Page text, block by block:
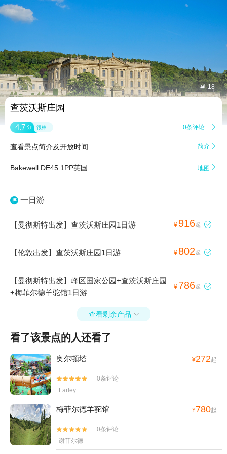
 18
查茨沃斯庄园
4.7 分 很棒 0条评论 
查看景点简介及开放时间 简介 
Bakewell DE45 1PP英国 地图 
一日游
【曼彻斯特出发】查茨沃斯庄园1日游 ¥ 916起 
【伦敦出发】查茨沃斯庄园1日游 ¥ 802 起 
【曼彻斯特出发】峰区国家公园+查茨沃斯庄园
+梅菲尔德羊驼馆1日游
¥ 786起 
查看剩余产品 
看了该景点的人还看了
奥尔顿塔 ¥272起


0条评论
Farley
梅菲尔德羊驼馆 ¥780起


0条评论
谢菲尔德
